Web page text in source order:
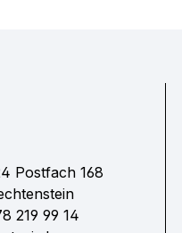
Postfach 168
219 99 14